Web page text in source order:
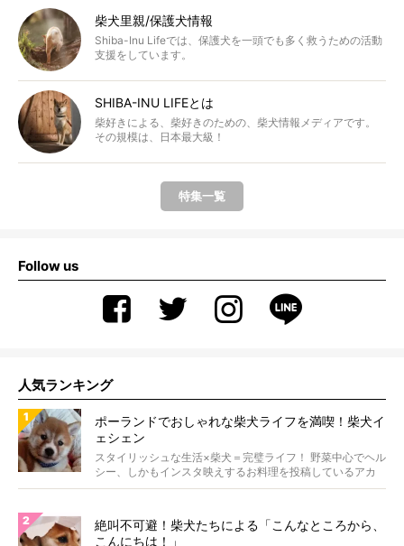
柴犬里親/保護犬情報
Shiba-Inu Lifeでは、保護犬を一頭でも多く救うための活動
支援をしています。
SHIBA-INU LIFEとは
柴好きによる、柴好きのための、柴犬情報メディアです。
その規模は、日本最大級！
特集一覧
Follow us
人気ランキング
ポーランドでおしゃれな柴犬ライフを満喫！柴犬イ
ェシェン
スタイリッシュな生活×柴犬＝完璧ライフ！ 野菜中心でヘル
シー、しかもインスタ映えするお料理を投稿しているアカ
ウ...
絶叫不可避！柴犬たちによる「こんなところから、
こんにちは！」